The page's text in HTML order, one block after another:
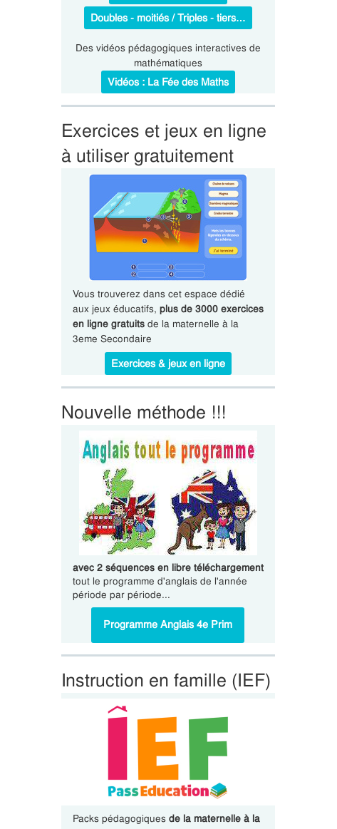
Doubles - moitiés / Triples - tiers…
Des vidéos pédagogiques interactives de
mathématiques
Vidéos : La Fée des Maths
Exercices et jeux en ligne
à utiliser gratuitement
Vous trouverez dans cet espace dédié
aux jeux éducatifs, plus de 3000 exercices
en ligne gratuitsde la maternelle à la
3eme Secondaire
Exercices & jeux en ligne
Nouvelle méthode !!!
avec 2 séquences en libre téléchargement
tout le programme d'anglais de l'année
période par période...
Programme Anglais 4e Prim
Instruction en famille (IEF)
Packs pédagogiques de la maternelle à la